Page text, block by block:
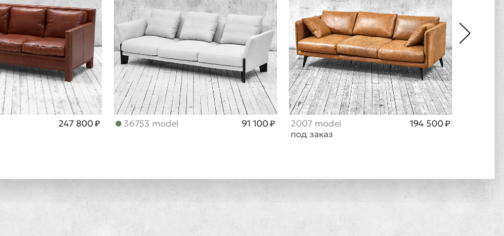
247 800 ₽ 36753 model 91 100 ₽
2007 model
под заказ
194 500 ₽